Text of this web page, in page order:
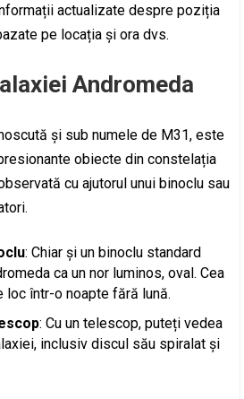
actualizate despre poziția
pe locația și ora dvs.
Andromeda
și sub numele de M31, este
obiecte din constelația
cu ajutorul unui binoclu sau
: Chiar și un binoclu standard
ca un nor luminos, oval. Cea
loc într-o noapte fără lună.
: Cu un telescop, puteți vedea
inclusiv discul său spiralat și